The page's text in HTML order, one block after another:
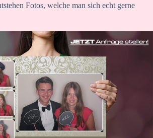
Fotos, welche man sich echt gerne